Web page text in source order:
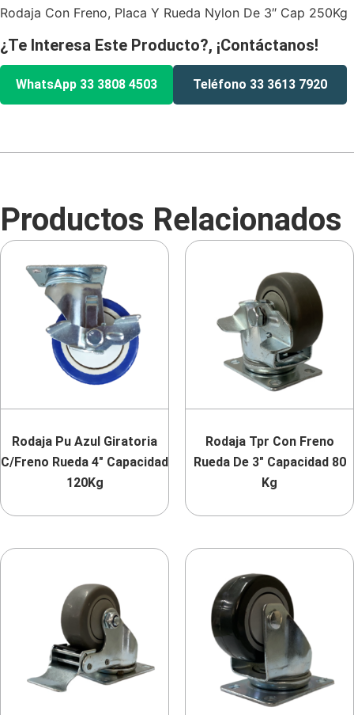
Rodaja Con Freno, Placa Y Rueda Nylon De 3″ Cap 250Kg
¿Te Interesa Este Producto?, ¡Contáctanos!
WhatsApp 33 3808 4503 Teléfono 33 3613 7920
Productos Relacionados
Rodaja Pu Azul Giratoria
C/Freno Rueda 4″ Capacidad
120Kg
Rodaja Tpr Con Freno
Rueda De 3″ Capacidad 80
Kg